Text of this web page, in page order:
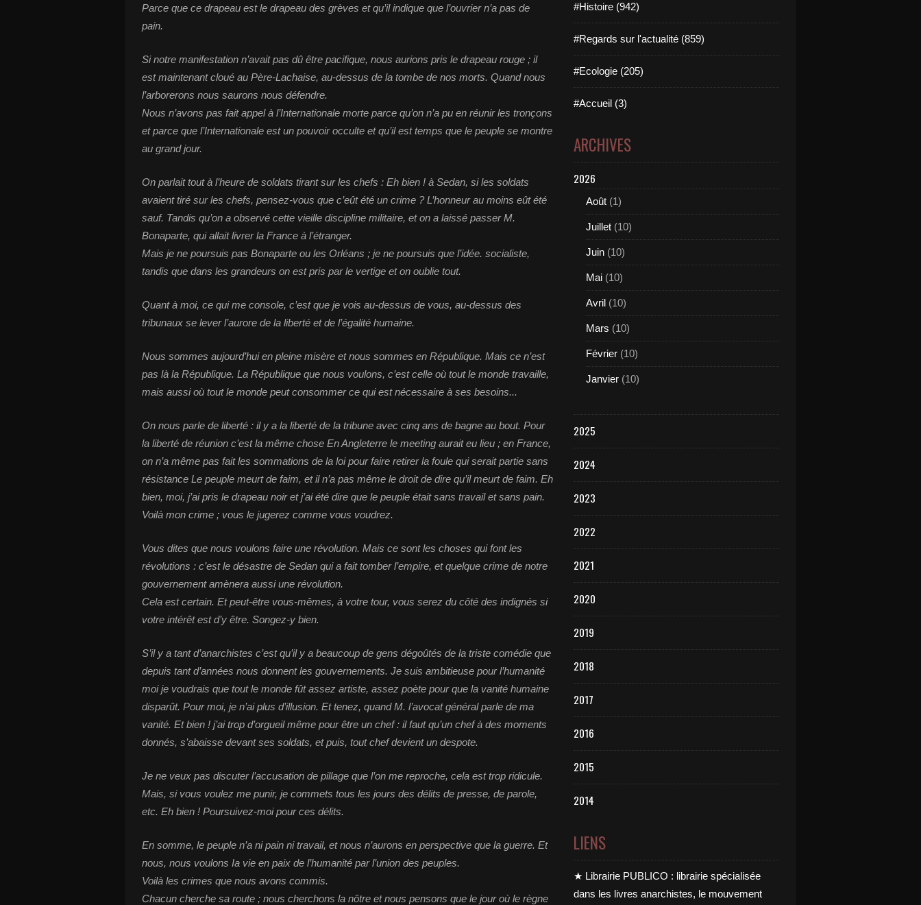
Parce que ce drapeau est le drapeau des grèves et qu’il indique que l’ouvrier n’a pas de
pain.
Si notre manifestation n’avait pas dû être pacifique, nous aurions pris le drapeau rouge ; il
est maintenant cloué au Père-Lachaise, au-dessus de la tombe de nos morts. Quand nous
l’arborerons nous saurons nous défendre.
Nous n’avons pas fait appel à l’Internationale morte parce qu’on n’a pu en réunir les tronçons
et parce que l’Internationale est un pouvoir occulte et qu’il est temps que le peuple se montre
au grand jour.
On parlait tout à l’heure de soldats tirant sur les chefs : Eh bien ! à Sedan, si les soldats
avaient tiré sur les chefs, pensez-vous que c’eût été un crime ? L’honneur au moins eût été
sauf. Tandis qu’on a observé cette vieille discipline militaire, et on a laissé passer M.
Bonaparte, qui allait livrer la France à l’étranger.
Mais je ne poursuis pas Bonaparte ou les Orléans ; je ne poursuis que l’idée. socialiste,
tandis que dans les grandeurs on est pris par le vertige et on oublie tout.
Quant à moi, ce qui me console, c’est que je vois au-dessus de vous, au-dessus des
tribunaux se lever l’aurore de la liberté et de l’égalité humaine.
Nous sommes aujourd’hui en pleine misère et nous sommes en République. Mais ce n’est
pas là la République. La République que nous voulons, c’est celle où tout le monde travaille,
mais aussi où tout le monde peut consommer ce qui est nécessaire à ses besoins...
On nous parle de liberté : il y a la liberté de la tribune avec cinq ans de bagne au bout. Pour
la liberté de réunion c’est la même chose En Angleterre le meeting aurait eu lieu ; en France,
on n’a même pas fait les sommations de la loi pour faire retirer la foule qui serait partie sans
résistance Le peuple meurt de faim, et il n’a pas même le droit de dire qu’il meurt de faim. Eh
bien, moi, j’ai pris le drapeau noir et j’ai été dire que le peuple était sans travail et sans pain.
Voilà mon crime ; vous le jugerez comme vous voudrez.
Vous dites que nous voulons faire une révolution. Mais ce sont les choses qui font les
révolutions : c’est le désastre de Sedan qui a fait tomber l’empire, et quelque crime de notre
gouvernement amènera aussi une révolution.
Cela est certain. Et peut-être vous-mêmes, à votre tour, vous serez du côté des indignés si
votre intérêt est d’y être. Songez-y bien.
S’il y a tant d’anarchistes c’est qu’il y a beaucoup de gens dégoûtés de la triste comédie que
depuis tant d’années nous donnent les gouvernements. Je suis ambitieuse pour l’humanité
moi je voudrais que tout le monde fût assez artiste, assez poète pour que la vanité humaine
disparût. Pour moi, je n’ai plus d’illusion. Et tenez, quand M. l’avocat général parle de ma
vanité. Et bien ! j’ai trop d’orgueil même pour être un chef : il faut qu’un chef à des moments
donnés, s’abaisse devant ses soldats, et puis, tout chef devient un despote.
Je ne veux pas discuter l’accusation de pillage que l’on me reproche, cela est trop ridicule.
Mais, si vous voulez me punir, je commets tous les jours des délits de presse, de parole,
etc. Eh bien ! Poursuivez-moi pour ces délits.
En somme, le peuple n’a ni pain ni travail, et nous n’aurons en perspective que la guerre. Et
nous, nous voulons Ia vie en paix de l’humanité par l’union des peuples.
Voilà les crimes que nous avons commis.
Chacun cherche sa route ; nous cherchons la nôtre et nous pensons que le jour où le règne
#Histoire (942)
#Regards sur l'actualité (859)
#Ecologie (205)
#Accueil (3)
ARCHIVES
2026
Août (1)
Juillet (10)
Juin (10)
Mai (10)
Avril (10)
Mars (10)
Février (10)
Janvier (10)
2025
2024
2023
2022
2021
2020
2019
2018
2017
2016
2015
2014
LIENS
★ Librairie PUBLICO : librairie spécialisée
dans les livres anarchistes, le mouvement